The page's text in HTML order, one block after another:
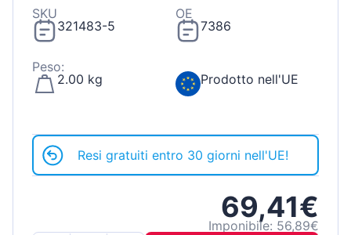
SKU
321483-5
OE
7386
Peso:
2.00 kg
Prodotto nell'UE
Resi gratuiti entro 30 giorni nell'UE!
69,41€
Imponibile: 56,89€